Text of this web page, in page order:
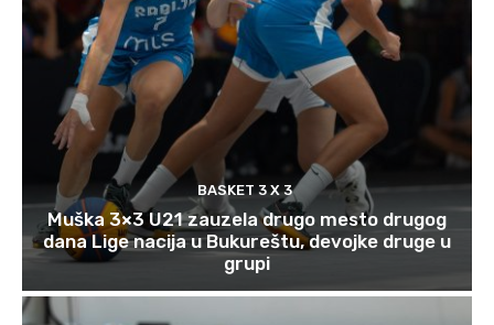
BASKET 3 X 3
Muška 3×3 U21 zauzela drugo mesto drugog
dana Lige nacija u Bukureštu, devojke druge u
grupi